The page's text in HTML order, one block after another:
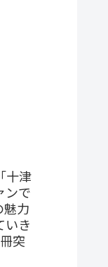
十津
ンで
魅力
いき
突